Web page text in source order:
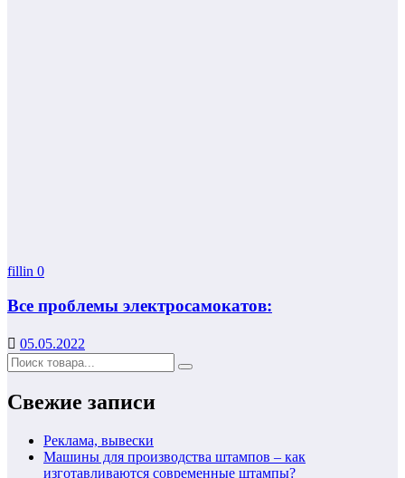
fillin 0
Все проблемы электросамокатов:
05.05.2022
Свежие записи
Реклама, вывески
Машины для производства штампов – как
изготавливаются современные штампы?